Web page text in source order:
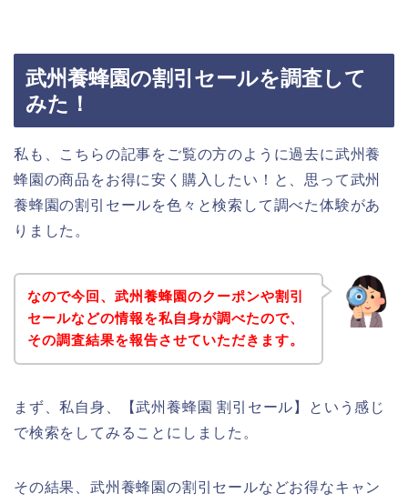
武州養蜂園の割引セールを調査して
みた！
私も、こちらの記事をご覧の方のように過去に武州養
蜂園の商品をお得に安く購入したい！と、思って武州
養蜂園の割引セールを色々と検索して調べた体験があ
りました。
なので今回、武州養蜂園のクーポンや割引
セールなどの情報を私自身が調べたので、
その調査結果を報告させていただきます。
まず、私自身、【武州養蜂園 割引セール】という感じ
で検索をしてみることにしました。
その結果、武州養蜂園の割引セールなどお得なキャン